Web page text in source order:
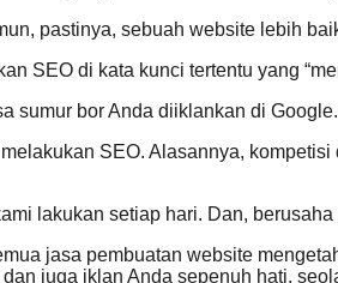
pastinya, sebuah website lebih
SEO di kata kunci tertentu yang
sumur bor Anda diiklankan di
SEO. Alasannya,
lakukan setiap hari. Dan,
jasa pembuatan website
juga iklan Anda sepenuh hati,